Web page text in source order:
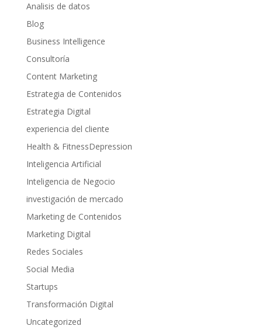
Analisis de datos
Blog
Business Intelligence
Consultoría
Content Marketing
Estrategia de Contenidos
Estrategia Digital
experiencia del cliente
Health & FitnessDepression
Inteligencia Artificial
Inteligencia de Negocio
investigación de mercado
Marketing de Contenidos
Marketing Digital
Redes Sociales
Social Media
Startups
Transformación Digital
Uncategorized